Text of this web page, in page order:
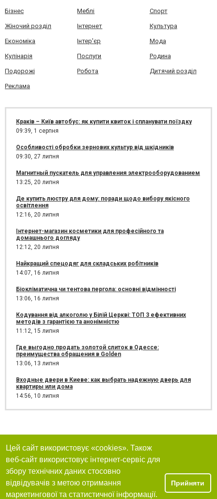
Бізнес Меблі Спорт
Жіночий розділ Інтернет Культура
Економіка Інтер'єр Мода
Кулінарія Послуги Родина
Подорожі Робота Дитячий розділ
Реклама
Краків – Київ автобус: як купити квиток і спланувати поїздку
09:39, 1 серпня
Особливості обробки зернових культур від шкідників
09:30, 27 липня
Магнитный пускатель для управления электрооборудованием
13:25, 20 липня
Де купить люстру для дому: поради щодо вибору якісного
освітлення
12:16, 20 липня
Інтернет-магазин косметики для професійного та
домашнього догляду
12:12, 20 липня
Найкращий спецодяг для складських робітників
14:07, 16 липня
Біокліматична чи тентова пергола: основні відмінності
13:06, 16 липня
Кодування від алкоголю у Білій Церкві: ТОП 3 ефективних
методів з гарантією та анонімністю
11:12, 15 липня
Где выгодно продать золотой слиток в Одессе:
преимущества обращения в Golden
13:06, 13 липня
Входные двери в Киеве: как выбрать надежную дверь для
квартиры или дома
14:56, 10 липня
Цей сайт використовує «cookies». Також
веб-сайт використовує інтернет-сервіс для
збору технічних даних стосовно
відвідувачів з метою отримання
маркетингової та статистичної інформації.
Прийняти